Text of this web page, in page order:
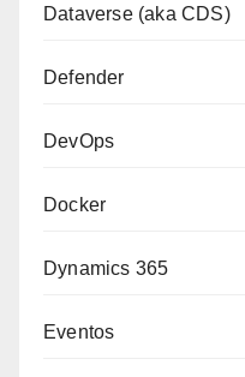
Dataverse (aka CDS)
Defender
DevOps
Docker
Dynamics 365
Eventos